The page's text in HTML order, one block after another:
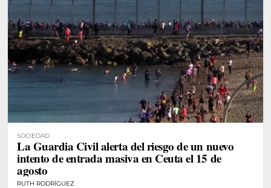
SOCIEDAD
La Guardia Civil alerta del riesgo de un nuevo
intento de entrada masiva en Ceuta el 15 de
agosto
RUTH RODRÍGUEZ